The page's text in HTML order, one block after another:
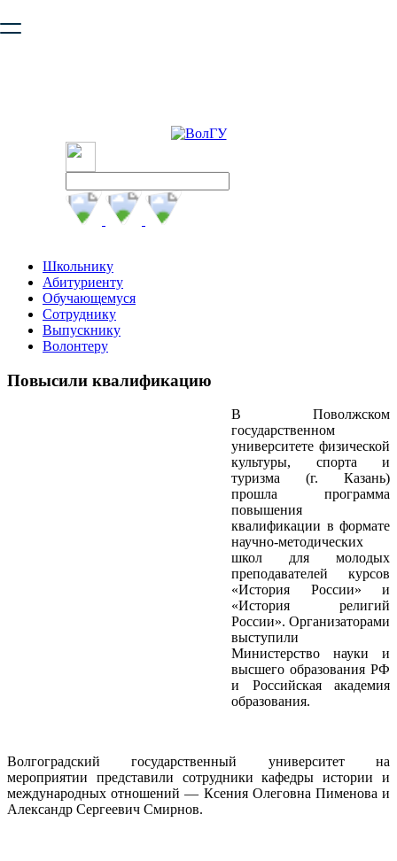
безопасную работу с сайтом. Пожалуйста
Школьнику
Абитуриенту
Обучающемуся
Сотруднику
Выпускнику
Волонтеру
Повысили квалификацию
В Поволжском
государственном
университете физической
культуры, спорта и
туризма (г. Казань)
прошла программа
повышения
квалификации в формате
научно‑методических
школ для молодых
преподавателей курсов
«История России» и
«История религий
России». Организаторами
выступили
Министерство науки и
высшего образования РФ
и Российская академия
образования.
Волгоградский государственный университет на
мероприятии представили сотрудники кафедры истории и
международных отношений — Ксения Олеговна Пименова и
Александр Сергеевич Смирнов.